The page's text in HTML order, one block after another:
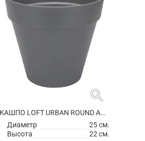
search
КАШПО LOFT URBAN ROUND ANTHRACITE
Диаметр
25 см.
Высота
22 см.